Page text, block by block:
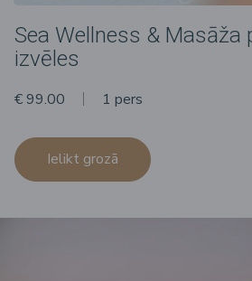
Sea Wellness & Masāža
izvēles
€ 99.00 1 pers
Ielikt grozā